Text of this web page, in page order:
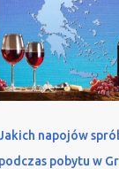
napojów
podczas pobytu w